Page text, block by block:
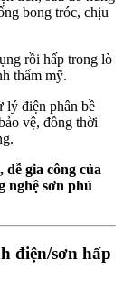
bong tróc, chịu
rồi hấp trong lò
thẩm mỹ.
lý điện phân bề
vệ, đồng thời
gia công của
nghệ sơn phủ
điện/sơn hấp